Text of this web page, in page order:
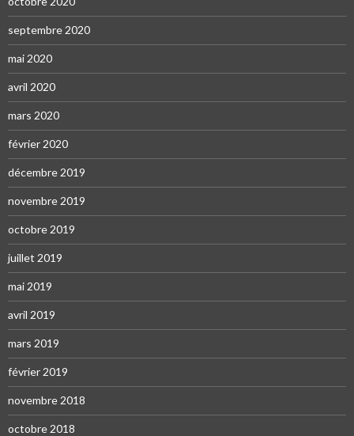
septembre 2020
mai 2020
avril 2020
mars 2020
février 2020
décembre 2019
novembre 2019
octobre 2019
juillet 2019
mai 2019
avril 2019
mars 2019
février 2019
novembre 2018
octobre 2018